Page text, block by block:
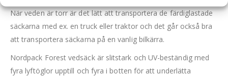
När veden är torr är det lätt att transportera de färdiglastade
säckarna med ex. en truck eller traktor och det går också bra
att transportera säckarna på en vanlig bilkärra.
Nordpack Forest vedsäck är slitstark och UV-beständig med
fyra lyftöglor upptill och fyra i botten för att underlätta